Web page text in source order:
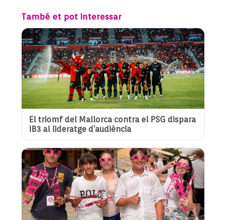
També et pot interessar
El triomf del Mallorca contra el PSG dispara
IB3 al lideratge d’audiència